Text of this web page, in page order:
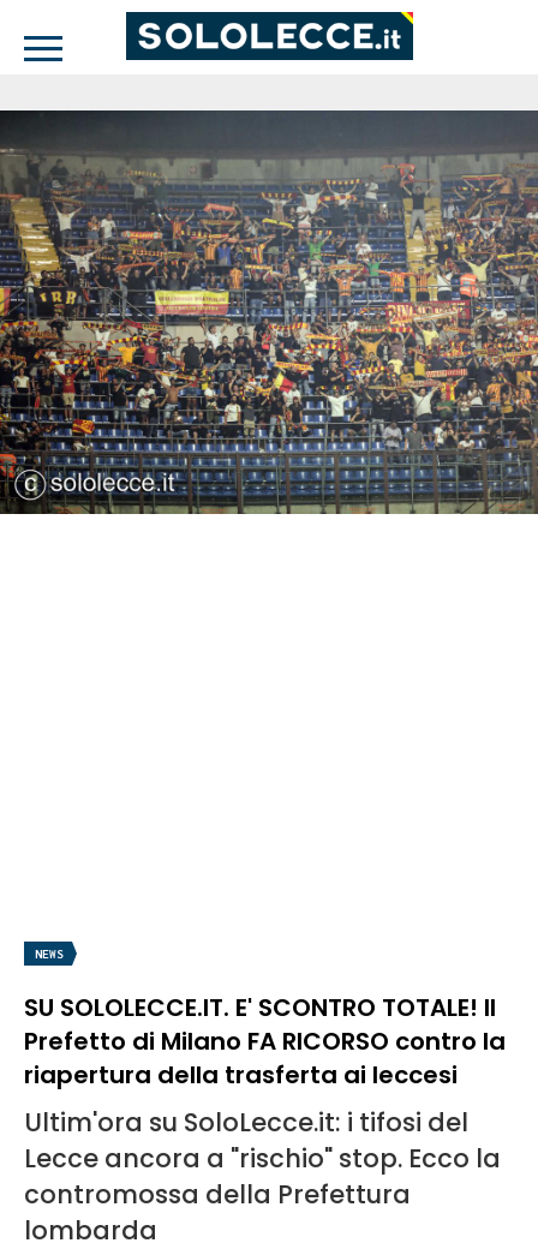
NEWS
SU SOLOLECCE.IT. E' SCONTRO TOTALE! Il
Prefetto di Milano FA RICORSO contro la
riapertura della trasferta ai leccesi
Ultim'ora su SoloLecce.it: i tifosi del
Lecce ancora a "rischio" stop. Ecco la
contromossa della Prefettura
lombarda